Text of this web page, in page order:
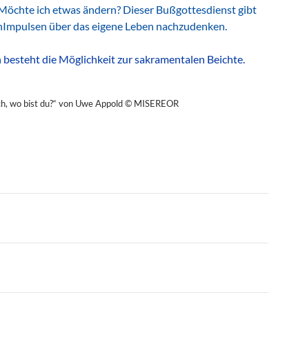
ich etwas ändern? Dieser Bußgottesdienst gibt
über das eigene Leben nachzudenken.
die Möglichkeit zur sakramentalen Beichte.
wo bist du?“ von Uwe Appold © MISEREOR